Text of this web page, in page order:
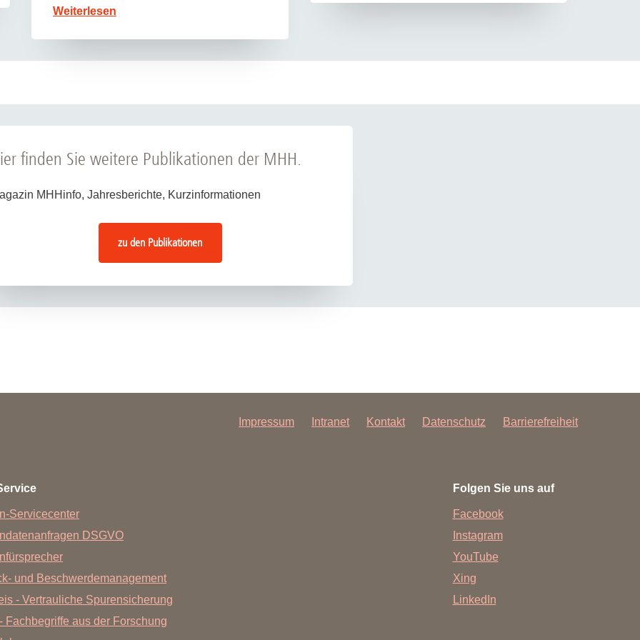
Weiterlesen
finden Sie weitere Publikationen der MHH.
MHHinfo, Jahresberichte, Kurzinformationen
zu den Publikationen
Impressum Intranet Kontakt Datenschutz Barrierefreiheit
Servicecenter
DSGVO
und Beschwerdemanagement
- Vertrauliche Spurensicherung
Fachbegriffe aus der Forschung
Folgen Sie uns auf
Facebook
Instagram
YouTube
Xing
LinkedIn